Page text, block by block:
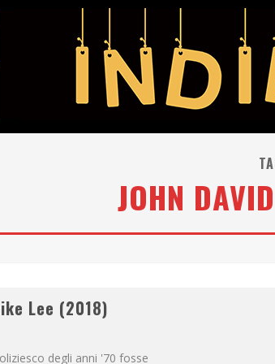
JOHN
Lee (2018)
degli anni '70 fosse